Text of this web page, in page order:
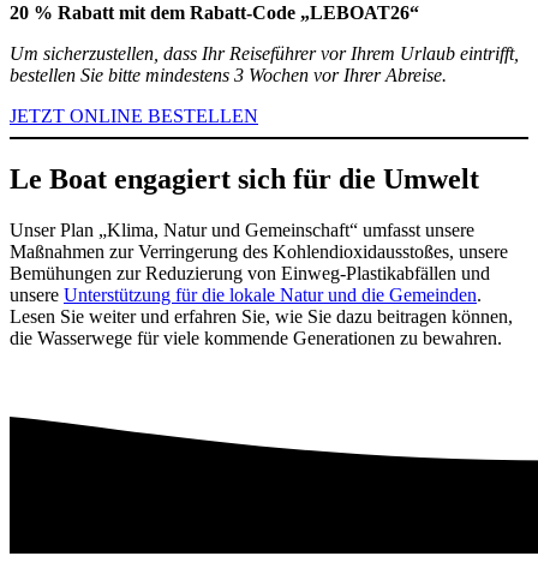
20 % Rabatt mit dem Rabatt-Code „LEBOAT26“
Um sicherzustellen, dass Ihr Reiseführer vor Ihrem Urlaub eintrifft,
bestellen Sie bitte mindestens 3 Wochen vor Ihrer Abreise.
JETZT ONLINE BESTELLEN
Le Boat engagiert sich für die Umwelt
Unser Plan „Klima, Natur und Gemeinschaft“ umfasst unsere
Maßnahmen zur Verringerung des Kohlendioxidausstoßes, unsere
Bemühungen zur Reduzierung von Einweg-Plastikabfällen und
unsere Unterstützung für die lokale Natur und die Gemeinden.
Lesen Sie weiter und erfahren Sie, wie Sie dazu beitragen können,
die Wasserwege für viele kommende Generationen zu bewahren.